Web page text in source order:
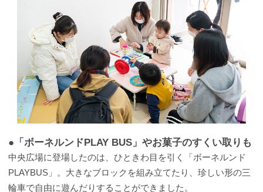
●「ボーネルンドPLAY BUS」やお菓子のすくい取りも
中央広場に登場したのは、ひときわ目を引く「ボーネルンド
PLAYBUS」。大きなブロックを組み立てたり、珍しい形の三
輪車で自由に遊んだりすることができました。